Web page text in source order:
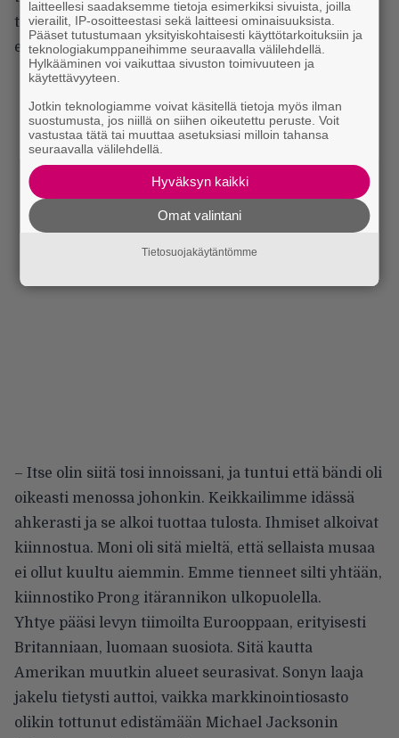
tapaus jokaisella osa-alueella. Levyn
erikoislaatuisuus tuntui jo sitä tehdessä.
– Itse olin siitä tosi innoissani, ja tuntui että bändi oli
oikeasti menossa johonkin. Keikkailimme idässä
ahkerasti ja se alkoi tuottaa tulosta. Ihmiset alkoivat
kiinnostua. Moni oli sitä mieltä, että sellaista musaa
ei ollut kuultu aiemmin. Emme tienneet silti yhtään,
kiinnostiko Prong itärannikon ulkopuolella.
Yhtye pääsi levyn tiimoilta Eurooppaan, erityisesti
Britanniaan, luomaan suosiota. Sitä kautta
Amerikan muutkin alueet seurasivat. Sonyn laaja
jakelu tietysti auttoi, vaikka markkinointiosasto
olikin tottunut edistämään Michael Jacksonin
laitteellesi saadaksemme tietoja esimerkiksi sivuista, joilla
vierailit, IP-osoitteestasi sekä laitteesi ominaisuuksista.
Pääset tutustumaan yksityiskohtaisesti käyttötarkoituksiin ja
teknologiakumppaneihimme seuraavalla välilehdellä.
Hylkääminen voi vaikuttaa sivuston toimivuuteen ja
käytettävyyteen.
Jotkin teknologiamme voivat käsitellä tietoja myös ilman
suostumusta, jos niillä on siihen oikeutettu peruste. Voit
vastustaa tätä tai muuttaa asetuksiasi milloin tahansa
seuraavalla välilehdellä.
Hyväksyn kaikki
Omat valintani
Tietosuojakäytäntömme